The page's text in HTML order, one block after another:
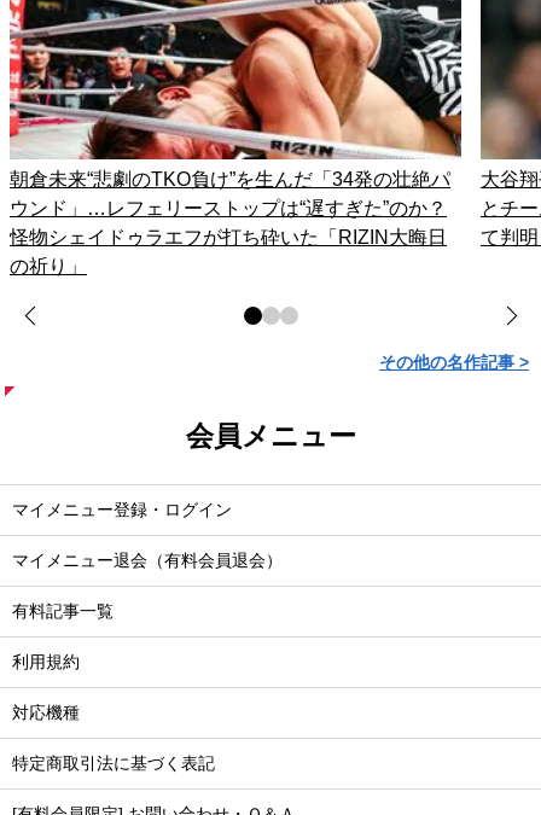
朝倉未来“悲劇のTKO負け”を生んだ「34発の壮絶パ
ウンド」…レフェリーストップは“遅すぎた”のか？
怪物シェイドゥラエフが打ち砕いた「RIZIN大晦日
の祈り」
大谷
とチ
て判
その他の名作記事 >
会員メニュー
マイメニュー登録・ログイン
マイメニュー退会（有料会員退会）
有料記事一覧
利用規約
対応機種
特定商取引法に基づく表記